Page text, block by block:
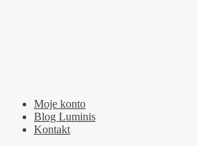
Moje konto
Blog Luminis
Kontakt